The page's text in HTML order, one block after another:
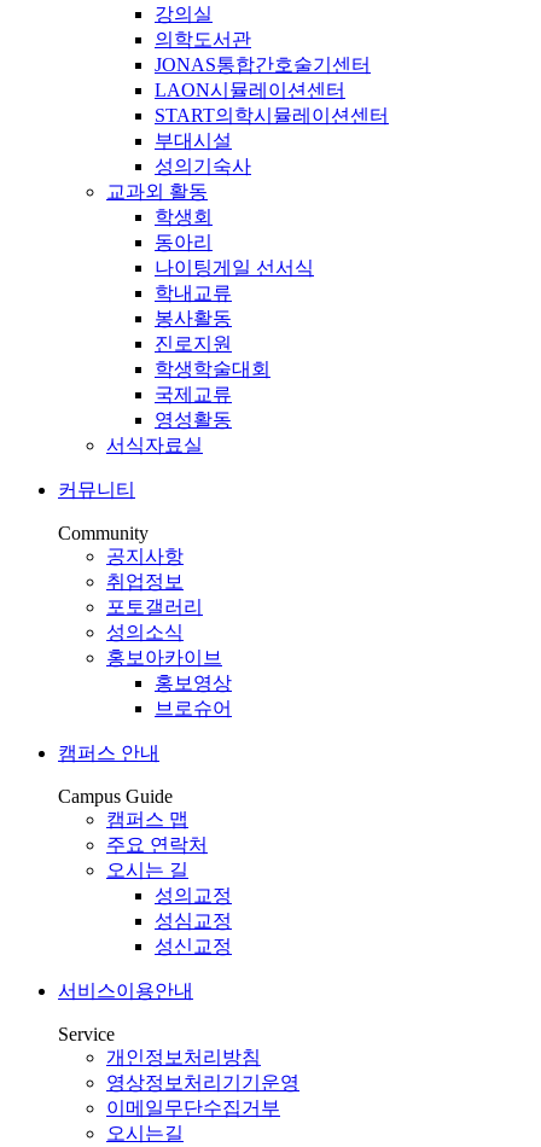
강의실
의학도서관
JONAS통합간호술기센터
LAON시뮬레이션센터
START의학시뮬레이션센터
부대시설
성의기숙사
교과외 활동
학생회
동아리
나이팅게일 선서식
학내교류
봉사활동
진로지원
학생학술대회
국제교류
영성활동
서식자료실
커뮤니티
Community
공지사항
취업정보
포토갤러리
성의소식
홍보아카이브
홍보영상
브로슈어
캠퍼스 안내
Campus Guide
캠퍼스 맵
주요 연락처
오시는 길
성의교정
성심교정
성신교정
서비스이용안내
Service
개인정보처리방침
영상정보처리기기운영
이메일무단수집거부
오시는길